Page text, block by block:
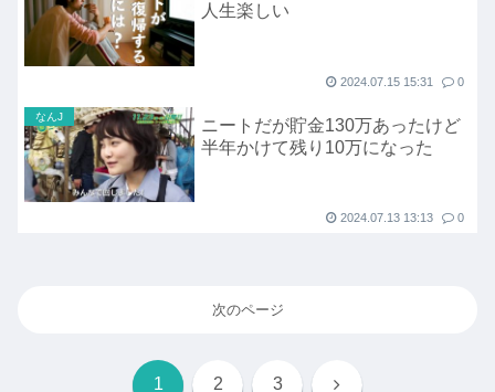
人生楽しい
2024.07.15 15:31 0
なんJ
ニートだが貯金130万あったけど
半年かけて残り10万になった
2024.07.13 13:13 0
次のページ
1 2 3 次